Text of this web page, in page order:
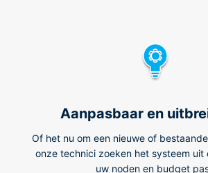
Aanpasbaar en
Of het nu om een nieuwe of
onze technici zoeken het systeem
uw noden en budget